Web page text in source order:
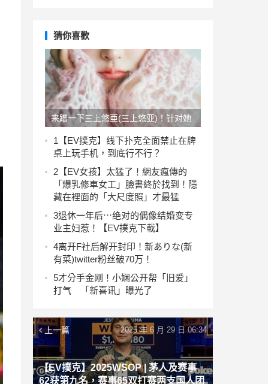
猜你喜歡
来蹭一下三上悠亜(三上悠亚)！针对她
择偶条件之我见！【EV撲克下載】
1 【EV撲克】线下扑克全面禁止在牌
桌上玩手机，到底行不行？
2 【EV女孩】太猛了！網友瘋傳的
「爆乳修車女工」臉書終於找到！隱
藏在裡面的「大尺度照」才最猛
3退休一年后⋯绝对的偶像结婚变专
业主妇惹！【EV撲克下載】
4离开F社后解开封印！新ありな(新
有菜)twitter粉丝破70万！
5才分手金刚！小娴公开帮「旧爱」
打气 「新喜讯」曝光了
上一篇
【EV撲克】2025WSOP | 茅人及赛事
62获第九名，赛事65双打赛两支国人团
2025 年 6 月 29 日 06:34